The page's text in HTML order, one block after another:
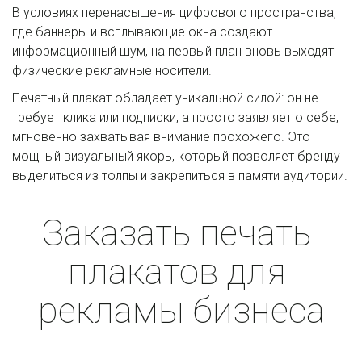
В условиях перенасыщения цифрового пространства,
где баннеры и всплывающие окна создают
информационный шум, на первый план вновь выходят
физические рекламные носители.
Печатный плакат обладает уникальной силой: он не
требует клика или подписки, а просто заявляет о себе,
мгновенно захватывая внимание прохожего. Это
мощный визуальный якорь, который позволяет бренду
Заказать печать
плакатов для
рекламы бизнеса